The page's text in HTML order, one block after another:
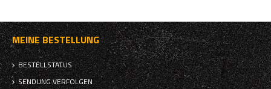
MEINE BESTELLUNG
BESTELLSTATUS
SENDUNG VERFOLGEN